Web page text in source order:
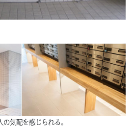
気配を感じられる。